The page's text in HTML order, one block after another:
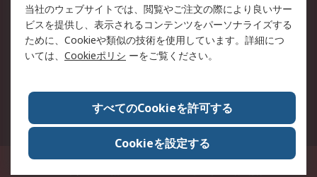
RSについて
会社概要
採用情報
プレスリリース＆お知ら
コーポレートサイト
全世界のRS
RSの歴史
ESGへの取り組み（英語）
認証について
〒240-0005 神奈川県横浜市保土ヶ谷区神戸町134番地 横浜ビジネスパーク ウ
当社のウェブサイトでは、閲覧やご注文の際により良いサー
ビスを提供し、表示されるコンテンツをパーソナライズする
ために、Cookieや類似の技術を使用しています。詳細につ
いては、 Cookieポリシ ーをご覧ください。
すべてのCookieを許可する
Cookieを設定する